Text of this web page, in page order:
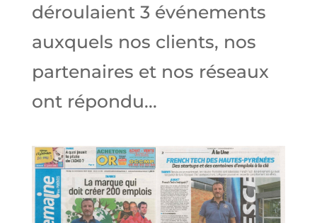
déroulaient 3 événements
auxquels nos clients, nos
partenaires et nos réseaux
ont répondu...